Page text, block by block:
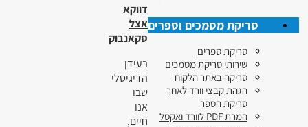
דווקא
אצל
סקאנבוק
בעידן
הדיגיטלי
שבו
אנו
חיים,
סריקת מסמכים וספרים
סריקת ספרים
שירותי סריקת מסמכים
סריקה באתר הלקוח
הגהת קבצי וורד לאחר
סריקת הספר
המרת PDF לוורד ואקסל